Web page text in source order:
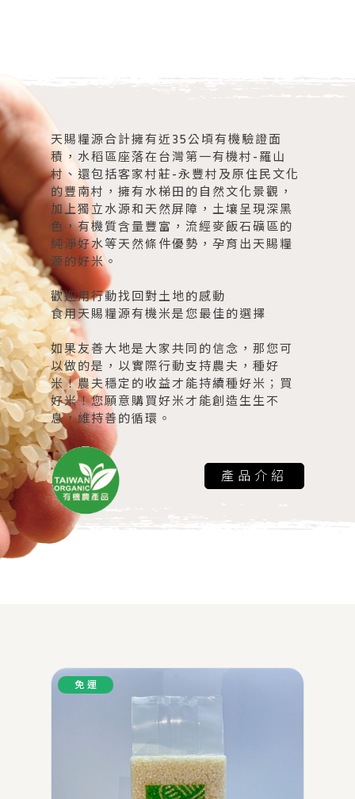
天賜糧源合計擁有近35公頃有機驗證面
積，水稻區座落在台灣第一有機村-羅山
村、還包括客家村莊-永豐村及原住民文化
的豐南村，擁有水梯田的自然文化景觀，
加上獨立水源和天然屏障，土壤呈現深黑
色，有機質含量豐富，流經麥飯石礦區的
純淨好水等天然條件優勢，孕育出天賜糧
源的好米。
歡迎用行動找回對土地的感動
食用天賜糧源有機米是您最佳的選擇
如果友善大地是大家共同的信念，那您可
以做的是，以實際行動支持農夫，種好
米！農夫穩定的收益才能持續種好米；買
好米！您願意購買好米才能創造生生不
息，維持善的循環。
產品介紹
免 運